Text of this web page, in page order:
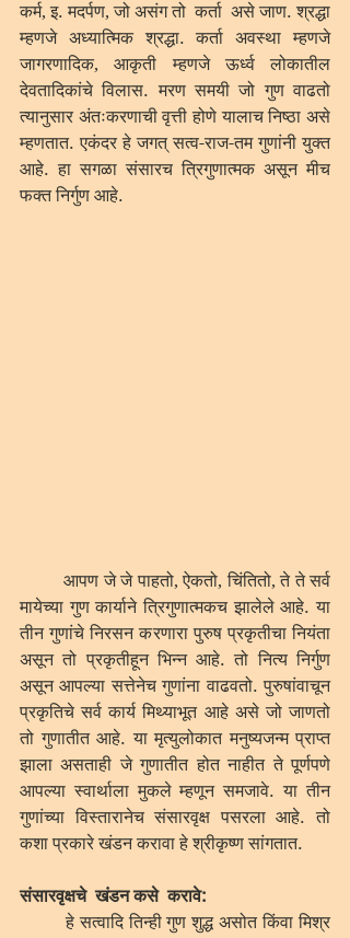
कर्म, इ. मदर्पण, जो असंग तो  कर्ता  असे जाण. श्रद्धा
म्हणजे अध्यात्मिक श्रद्धा. कर्ता अवस्था म्हणजे
जागरणादिक, आकृती म्हणजे ऊर्ध्व लोकातील
देवतादिकांचे विलास. मरण समयी जो गुण वाढतो
त्यानुसार अंतःकरणाची वृत्ती होणे यालाच निष्ठा असे
म्हणतात. एकंदर हे जगत् सत्व-राज-तम गुणांनी युक्त
आहे. हा सगळा संसारच त्रिगुणात्मक असून मीच
फक्त निर्गुण आहे.
	आपण जे जे पाहतो, ऐकतो, चिंतितो, ते ते सर्व
मायेच्या गुण कार्याने त्रिगुणात्मकच झालेले आहे. या
तीन गुणांचे निरसन करणारा पुरुष प्रकृतीचा नियंता
असून तो प्रकृतीहून भिन्न आहे. तो नित्य निर्गुण
असून आपल्या सत्तेनेच गुणांना वाढवतो. पुरुषांवाचून
प्रकृतिचे सर्व कार्य मिथ्याभूत आहे असे जो जाणतो
तो गुणातीत आहे. या मृत्युलोकात मनुष्यजन्म प्राप्त
झाला असताही जे गुणातीत होत नाहीत ते पूर्णपणे
आपल्या स्वार्थाला मुकले म्हणून समजावे. या तीन
गुणांच्या विस्तारानेच संसारवृक्ष पसरला आहे. तो
कशा प्रकारे खंडन करावा हे श्रीकृष्ण सांगतात.
संसारवृक्षचे  खंडन कसे  करावे: